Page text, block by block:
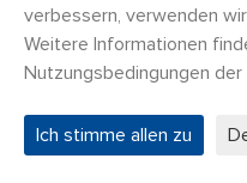
verbessern, verwenden
Weitere Informationen
Nutzungsbedingungen der
Ich stimme allen zu